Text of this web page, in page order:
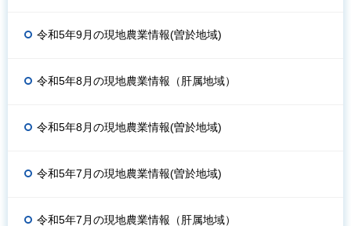
令和5年9月の現地農業情報(曽於地域)
令和5年8月の現地農業情報（肝属地域）
令和5年8月の現地農業情報(曽於地域)
令和5年7月の現地農業情報(曽於地域)
令和5年7月の現地農業情報（肝属地域）